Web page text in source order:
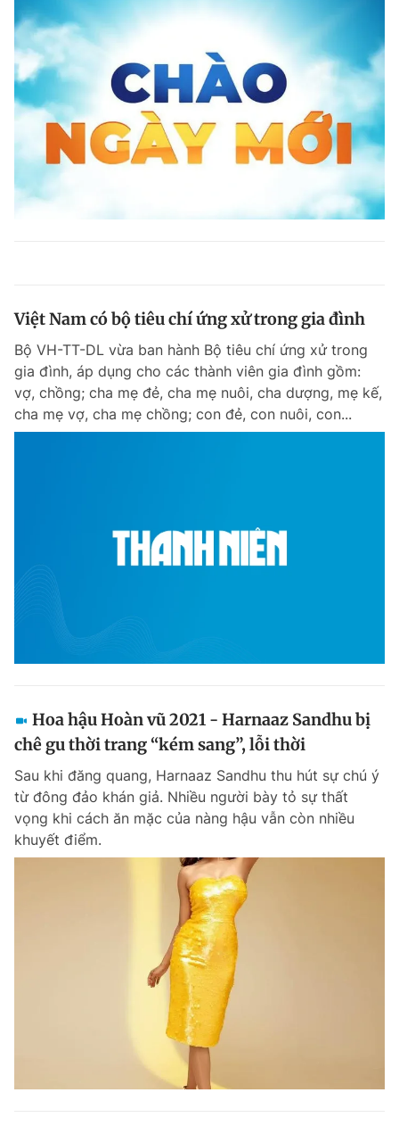
Việt Nam có bộ tiêu chí ứng xử trong gia đình
Bộ VH-TT-DL vừa ban hành Bộ tiêu chí ứng xử trong
gia đình, áp dụng cho các thành viên gia đình gồm:
vợ, chồng; cha mẹ đẻ, cha mẹ nuôi, cha dượng, mẹ kế,
cha mẹ vợ, cha mẹ chồng; con đẻ, con nuôi, con...
Hoa hậu Hoàn vũ 2021 - Harnaaz Sandhu bị
chê gu thời trang “kém sang”, lỗi thời
Sau khi đăng quang, Harnaaz Sandhu thu hút sự chú ý
từ đông đảo khán giả. Nhiều người bày tỏ sự thất
vọng khi cách ăn mặc của nàng hậu vẫn còn nhiều
khuyết điểm.